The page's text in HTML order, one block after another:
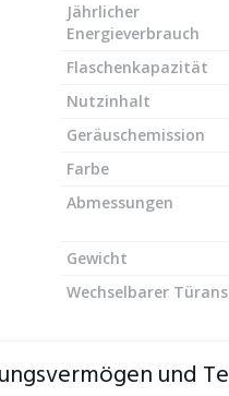
Jährlicher
Energieverbrauch
Flaschenkapazität
Nutzinhalt
Geräuschemission
Farbe
Abmessungen
Gewicht
Wechselbarer
und